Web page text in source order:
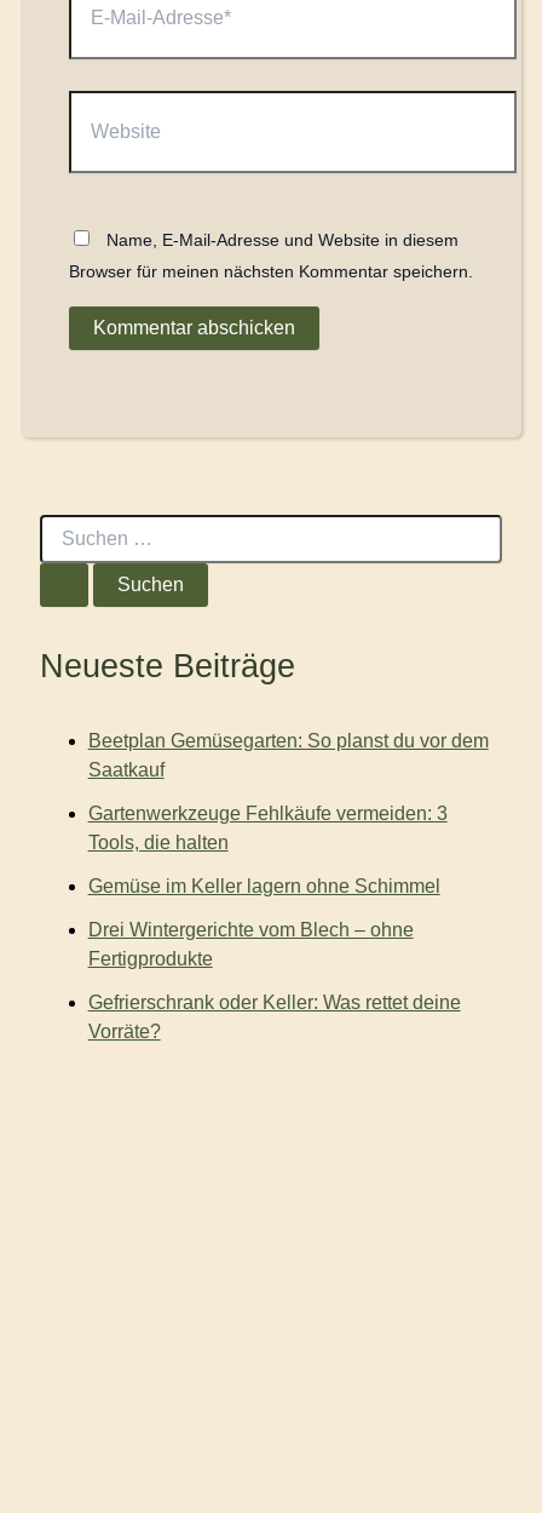
Mail-
Name, E-Mail-Adresse und Website in diesem
Browser für meinen nächsten Kommentar speichern.
S
Neueste Beiträge
Beetplan Gemüsegarten: So planst du vor dem
Saatkauf
Gartenwerkzeuge Fehlkäufe vermeiden: 3
Tools, die halten
Gemüse im Keller lagern ohne Schimmel
Drei Wintergerichte vom Blech – ohne
Fertigprodukte
Gefrierschrank oder Keller: Was rettet deine
Vorräte?